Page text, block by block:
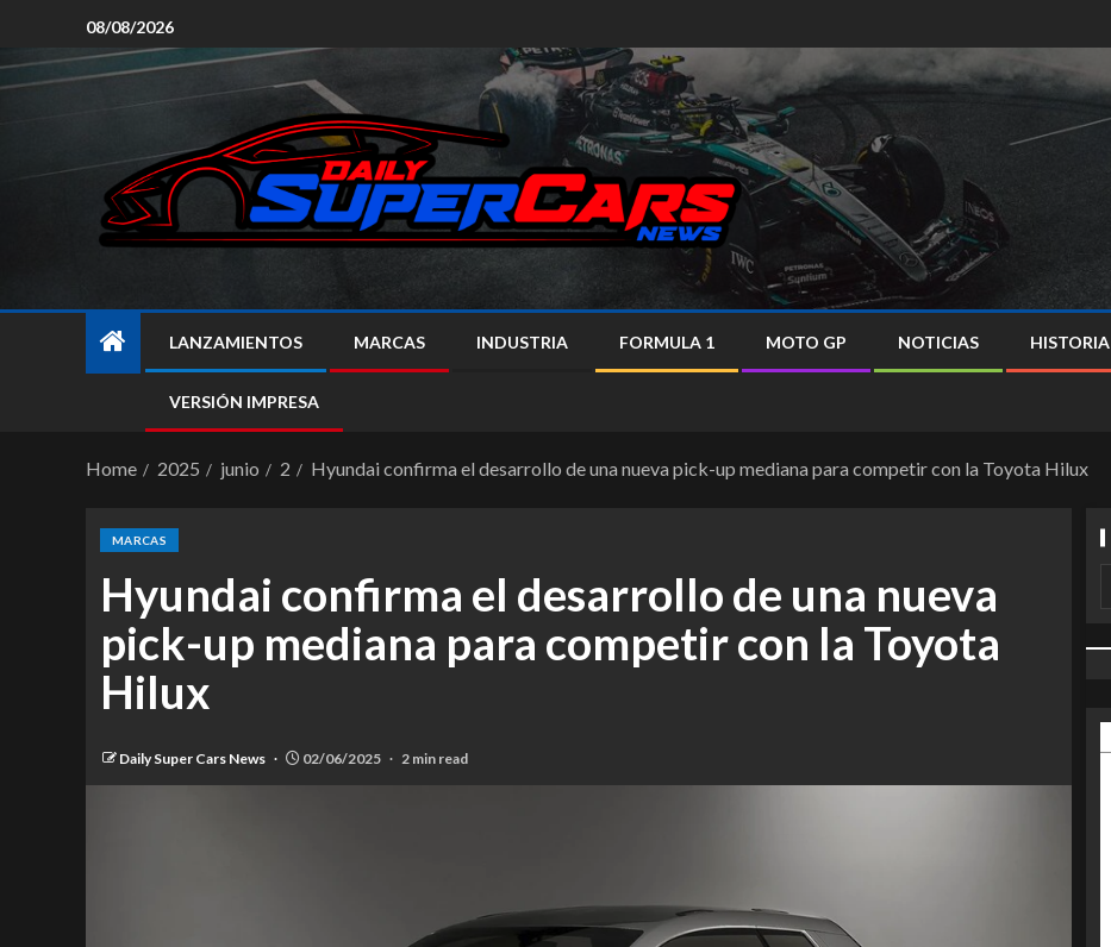
08/08/2026
LANZAMIENTOS MARCAS INDUSTRIA FORMULA 1 MOTO GP NOTICIAS HISTORIA
VERSIÓN IMPRESA
Home 2025 junio 2 Hyundai confirma el desarrollo de una nueva pick-up mediana para competir con la Toyota Hilux
MARCAS
Hyundai confirma el desarrollo de una nueva
pick-up mediana para competir con la Toyota
Hilux
Daily Super Cars News 02/06/2025 2 min read